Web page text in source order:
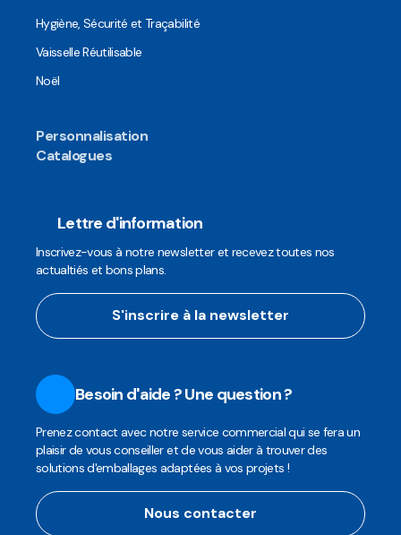
Hygiène, Sécurité et Traçabilité
Vaisselle Réutilisable
Noël
Personnalisation
Catalogues
Lettre d'information
Inscrivez-vous à notre newsletter et recevez toutes nos
actualtiés et bons plans.
S'inscrire à la newsletter
Besoin d'aide ? Une question ?
Prenez contact avec notre service commercial qui se fera un
plaisir de vous conseiller et de vous aider à trouver des
solutions d'emballages adaptées à vos projets !
Nous contacter